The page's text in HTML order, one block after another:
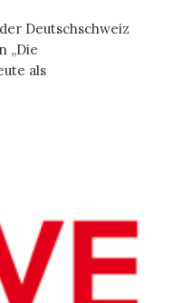
Deutschschweiz
„Die
als